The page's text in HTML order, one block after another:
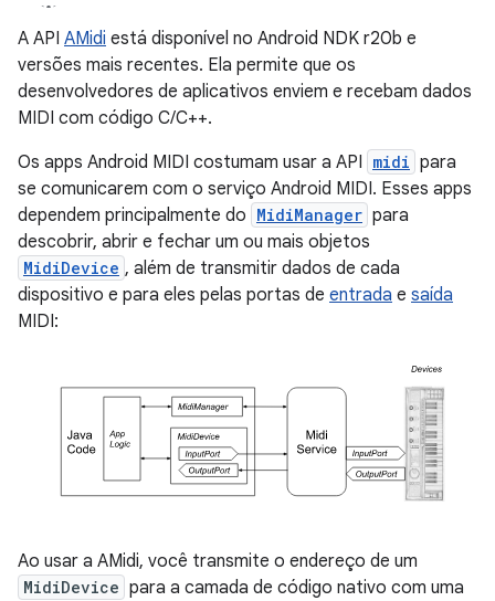
A API AMidi está disponível no Android NDK r20b e
versões mais recentes. Ela permite que os
desenvolvedores de aplicativos enviem e recebam dados
MIDI com código C/C++.
Os apps Android MIDI costumam usar a API midi para
se comunicarem com o serviço Android MIDI. Esses apps
dependem principalmente do MidiManager para
descobrir, abrir e fechar um ou mais objetos
MidiDevice , além de transmitir dados de cada
dispositivo e para eles pelas portas de entrada e saída
MIDI:
Ao usar a AMidi, você transmite o endereço de um
MidiDevice para a camada de código nativo com uma